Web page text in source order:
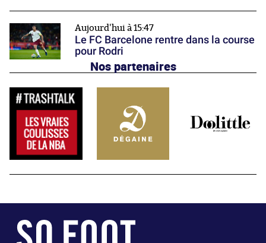
Aujourd'hui à 15:47
Le FC Barcelone rentre dans la course
pour Rodri
Nos partenaires